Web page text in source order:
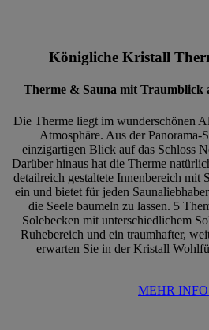
Königliche Kristall
Therme & Sauna mit Traumblick
Die Therme liegt im wunderschönen
Atmosphäre. Aus der Panorama-
einzigartigen Blick auf das Schloss
Darüber hinaus hat die Therme
detailreich gestaltete Innenbereich mit
ein und bietet für jeden
die Seele baumeln zu lassen. 5
Solebecken mit unterschiedlichem
Ruhebereich und ein traumhafter,
erwarten Sie in der Kristall
MEHR